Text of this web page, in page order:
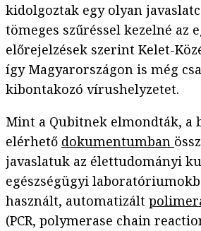
kidolgoztak egy olyan
tömeges szűréssel kezelné az
előrejelzések szerint Kelet-
így Magyarországon is még
kibontakozó vírushelyzetet.
Mint a Qubitnek elmondták, a
elérhető dokumentumban
javaslatuk az élettudományi
egészségügyi
használt, automatizált
(PCR, polymerase chain